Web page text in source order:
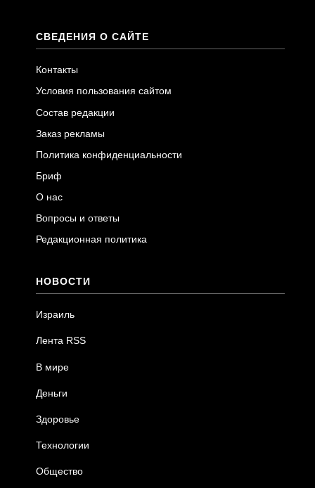
СВЕДЕНИЯ О САЙТЕ
Контакты
Условия пользования сайтом
Состав редакции
Заказ рекламы
Политика конфиденциальности
Бриф
О нас
Вопросы и ответы
Редакционная политика
НОВОСТИ
Израиль
Лента RSS
В мире
Деньги
Здоровье
Технологии
Общество